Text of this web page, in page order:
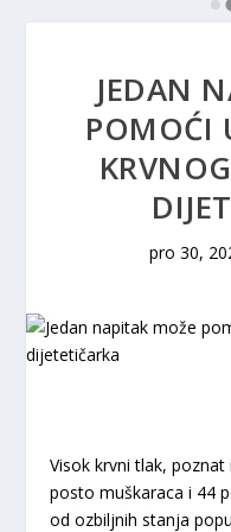
JEDAN
POMOĆI
pro 30,
Visok krvni tlak,
posto muškaraca i 44
od ozbiljnih stanja